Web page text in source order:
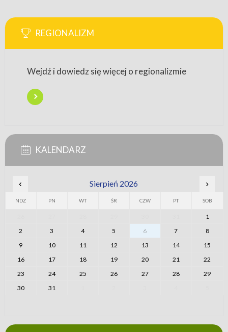
REGIONALIZM
Wejdź i dowiedz się więcej o regionalizmie
KALENDARZ
‹ Sierpień 2026 ›
NDZ PN WT ŚR CZW PT SOB
1
2
3 4 5 6 7
8
9
10 11 12 13 14
15
16
17 18 19 20 21
22
23
24 25 26 27 28
29
30
31